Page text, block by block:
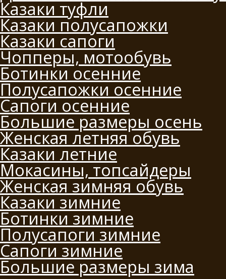
Казаки туфли
Казаки полусапожки
Казаки сапоги
Чопперы, мотообувь
Ботинки осенние
Полусапожки осенние
Сапоги осенние
Большие размеры осень
Женская летняя обувь
Казаки летние
Мокасины, топсайдеры
Женская зимняя обувь
Казаки зимние
Ботинки зимние
Полусапоги зимние
Сапоги зимние
Большие размеры зима